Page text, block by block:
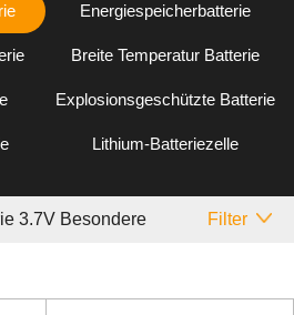
Energiespeicherbatterie
Breite Temperatur Batterie
Explosionsgeschützte Batterie
Lithium-Batteriezelle
3.7V Besondere Filter